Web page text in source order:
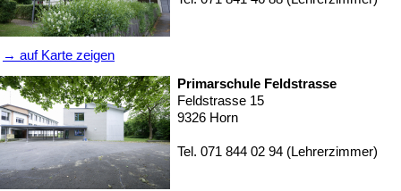
→ auf Karte zeigen
Primarschule Feldstrasse
Feldstrasse 15
9326 Horn
Tel. 071 844 02 94 (Lehrerzimmer)